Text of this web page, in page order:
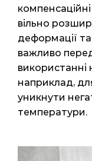
вільно
деформації
важливо
використанні
наприклад,
уникнути
температури.